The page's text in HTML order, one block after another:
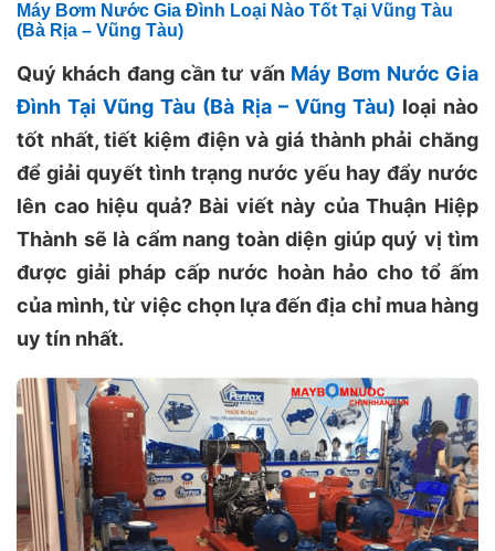
Máy Bơm Nước Gia Đình Loại Nào Tốt Tại Vũng Tàu
(Bà Rịa – Vũng Tàu)
Quý khách đang cần tư vấn Máy Bơm Nước Gia
Đình Tại Vũng Tàu (Bà Rịa – Vũng Tàu) loại nào
tốt nhất, tiết kiệm điện và giá thành phải chăng
để giải quyết tình trạng nước yếu hay đẩy nước
lên cao hiệu quả? Bài viết này của Thuận Hiệp
Thành sẽ là cẩm nang toàn diện giúp quý vị tìm
được giải pháp cấp nước hoàn hảo cho tổ ấm
của mình, từ việc chọn lựa đến địa chỉ mua hàng
uy tín nhất.